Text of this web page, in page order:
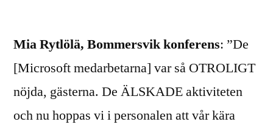
Mia Rytlölä, Bommersvik konferens: ”De
[Microsoft medarbetarna] var så OTROLIGT
nöjda, gästerna. De ÄLSKADE aktiviteten
och nu hoppas vi i personalen att vår kära